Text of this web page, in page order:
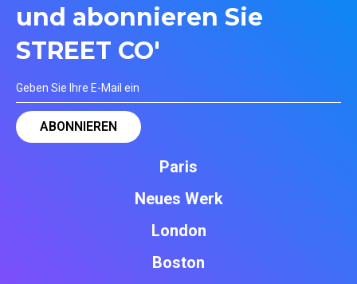
und abonnieren Sie
STREET CO'
Paris
Neues Werk
London
Boston